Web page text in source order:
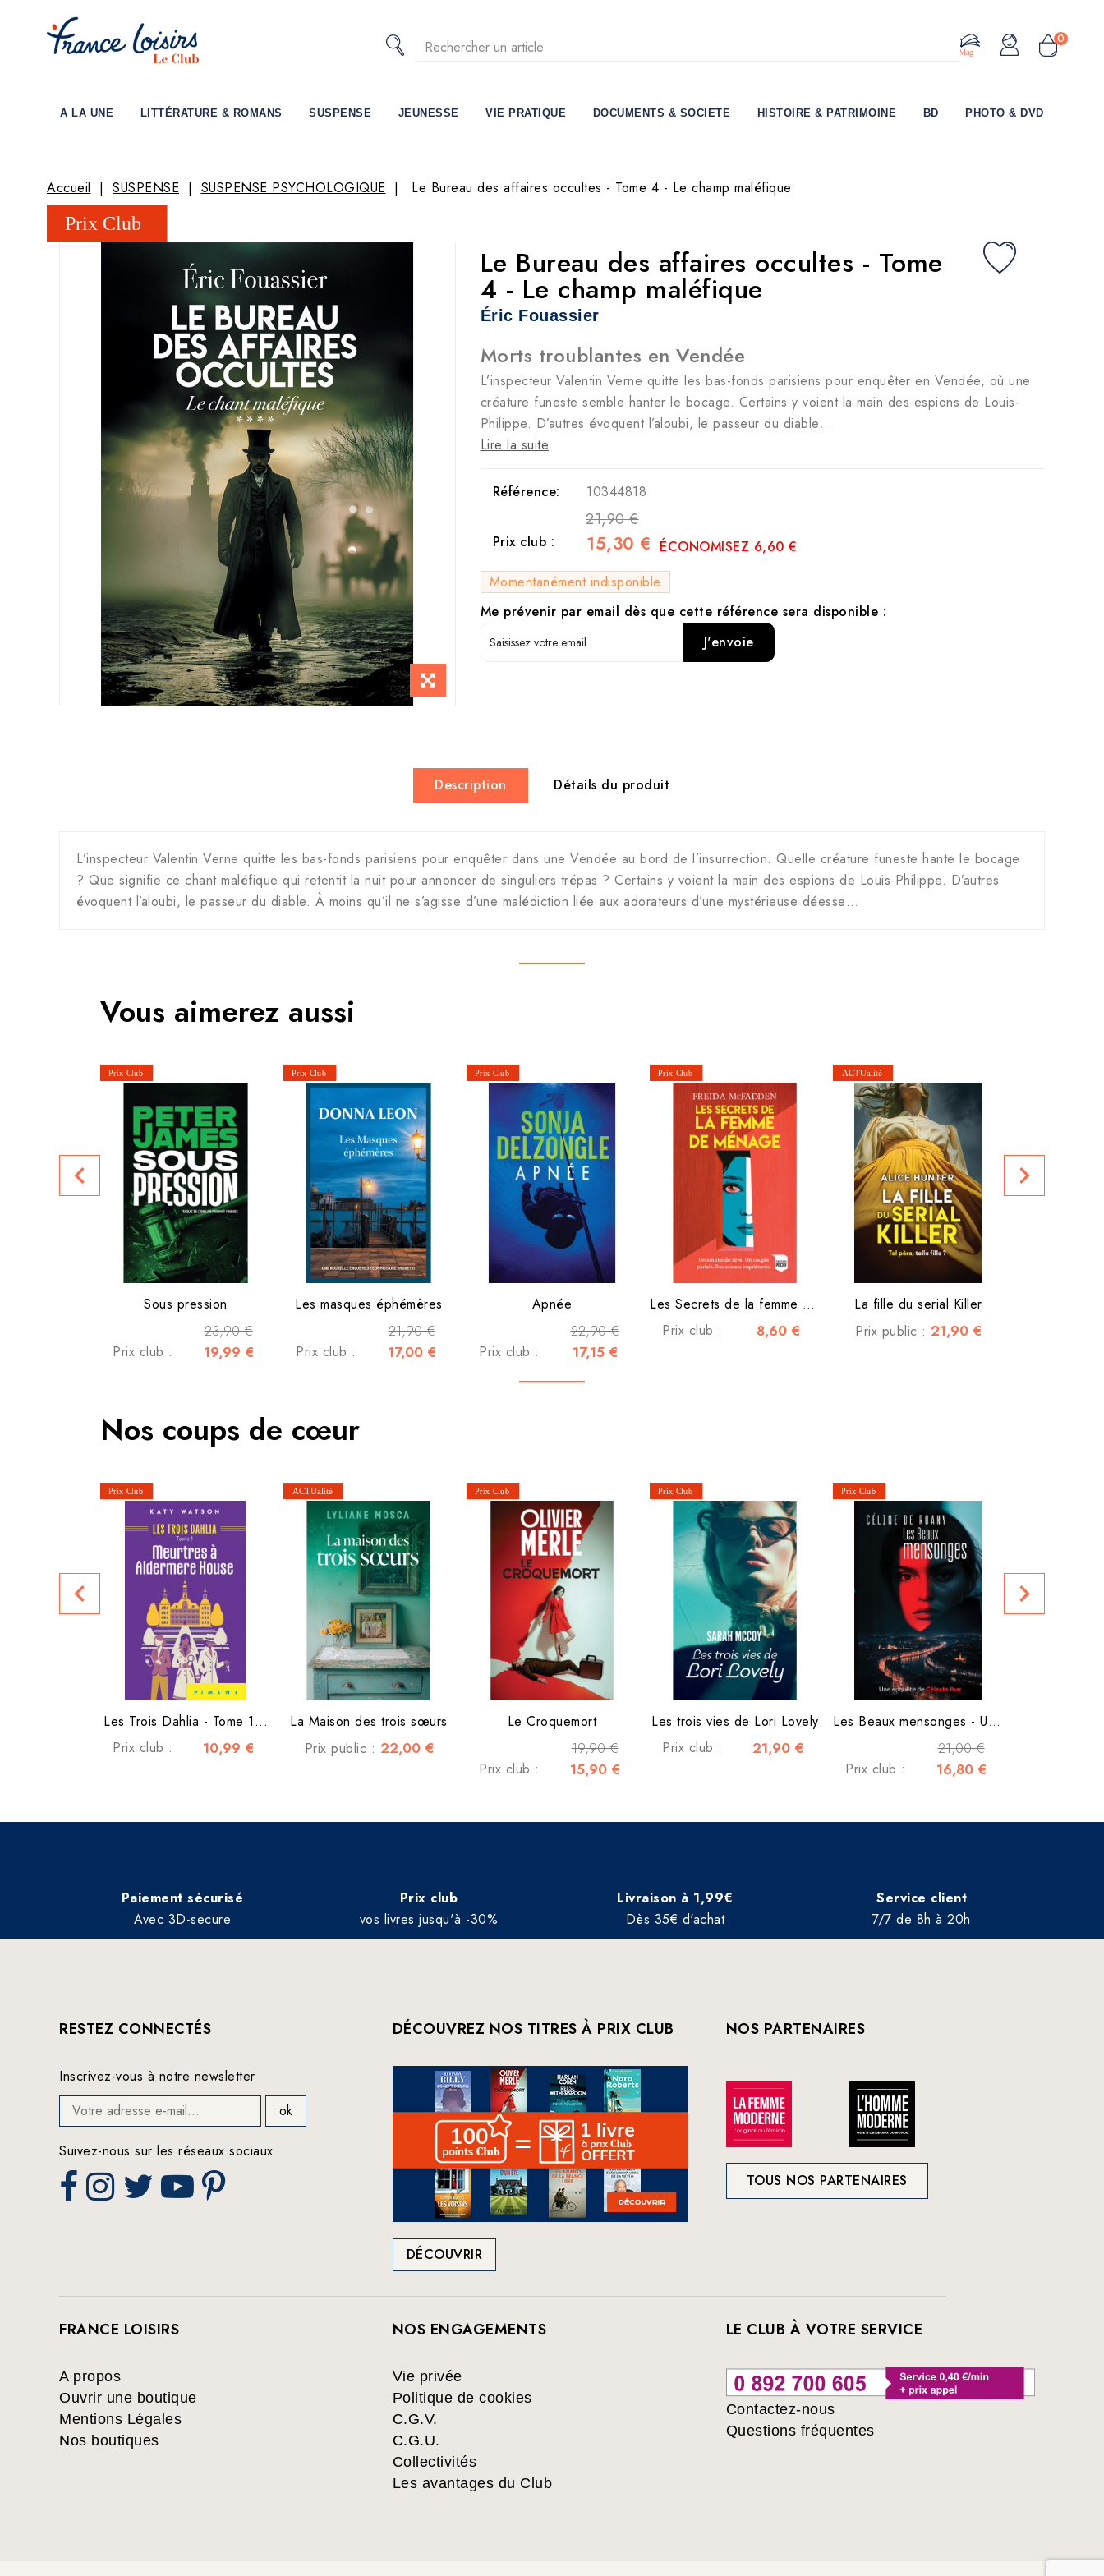
0
Le Mag
A LA UNE LITTÉRATURE & ROMANS SUSPENSE JEUNESSE VIE PRATIQUE DOCUMENTS & SOCIETE HISTOIRE & PATRIMOINE BD PHOTO & DVD
Accueil SUSPENSE SUSPENSE PSYCHOLOGIQUE Le Bureau des affaires occultes - Tome 4 - Le champ maléfique
Le Bureau des affaires occultes - Tome
4 - Le champ maléfique
Éric Fouassier
Morts troublantes en Vendée
L’inspecteur Valentin Verne quitte les bas-fonds parisiens pour enquêter en Vendée, où une
créature funeste semble hanter le bocage. Certains y voient la main des espions de Louis-
Philippe. D’autres évoquent l’aloubi, le passeur du diable…
Lire la suite
Référence: 10344818
21,90 €
Prix club : 15,30 € ÉCONOMISEZ 6,60 €
Momentanément indisponible
Me prévenir par email dès que cette référence sera disponible :
J'envoie
Description Détails du produit
L’inspecteur Valentin Verne quitte les bas-fonds parisiens pour enquêter dans une Vendée au bord de l’insurrection. Quelle créature funeste hante le bocage
? Que signifie ce chant maléfique qui retentit la nuit pour annoncer de singuliers trépas ? Certains y voient la main des espions de Louis-Philippe. D’autres
évoquent l’aloubi, le passeur du diable. À moins qu’il ne s’agisse d’une malédiction liée aux adorateurs d’une mystérieuse déesse…
Vous aimerez aussi
Sous pression
23,90 €
Prix club : 19,99 €
Les masques éphémères
21,90 €
Prix club : 17,00 €
Apnée
22,90 €
Prix club : 17,15 €
Les Secrets de la femme de...
Prix club :
8,60 €
La fille du serial Killer
Prix public : 21,90 €
Prix
navigate_before navigate_next
Nos coups de cœur
Les Trois Dahlia - Tome 1...
Prix club :
10,99 €
La Maison des trois sœurs
Prix public : 22,00 €
Le Croquemort
19,90 €
Prix club : 15,90 €
Les trois vies de Lori Lovely
Prix club :
21,90 €
Les Beaux mensonges - Une...
21,00 €
Prix club : 16,80 €
Prix club :
navigate_before navigate_next
Paiement sécurisé
Avec 3D-secure
Prix club
vos livres jusqu'à -30%
Livraison à 1,99€
Dès 35€ d'achat
Service client
7/7 de 8h à 20h
RESTEZ CONNECTÉS
Inscrivez-vous à notre newsletter
Suivez-nous sur les réseaux sociaux
DÉCOUVREZ NOS TITRES À PRIX CLUB
DÉCOUVRIR
NOS PARTENAIRES
TOUS NOS PARTENAIRES
FRANCE LOISIRS
A propos
Ouvrir une boutique
Mentions Légales
Nos boutiques
NOS ENGAGEMENTS
Vie privée
Politique de cookies
C.G.V.
C.G.U.
Collectivités
Les avantages du Club
LE CLUB À VOTRE SERVICE
Contactez-nous
Questions fréquentes